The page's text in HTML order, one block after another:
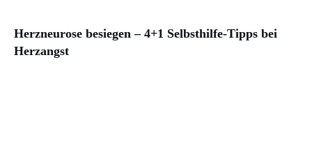
Herzneurose besiegen – 4+1 Selbsthilfe-Tipps bei
Herzangst